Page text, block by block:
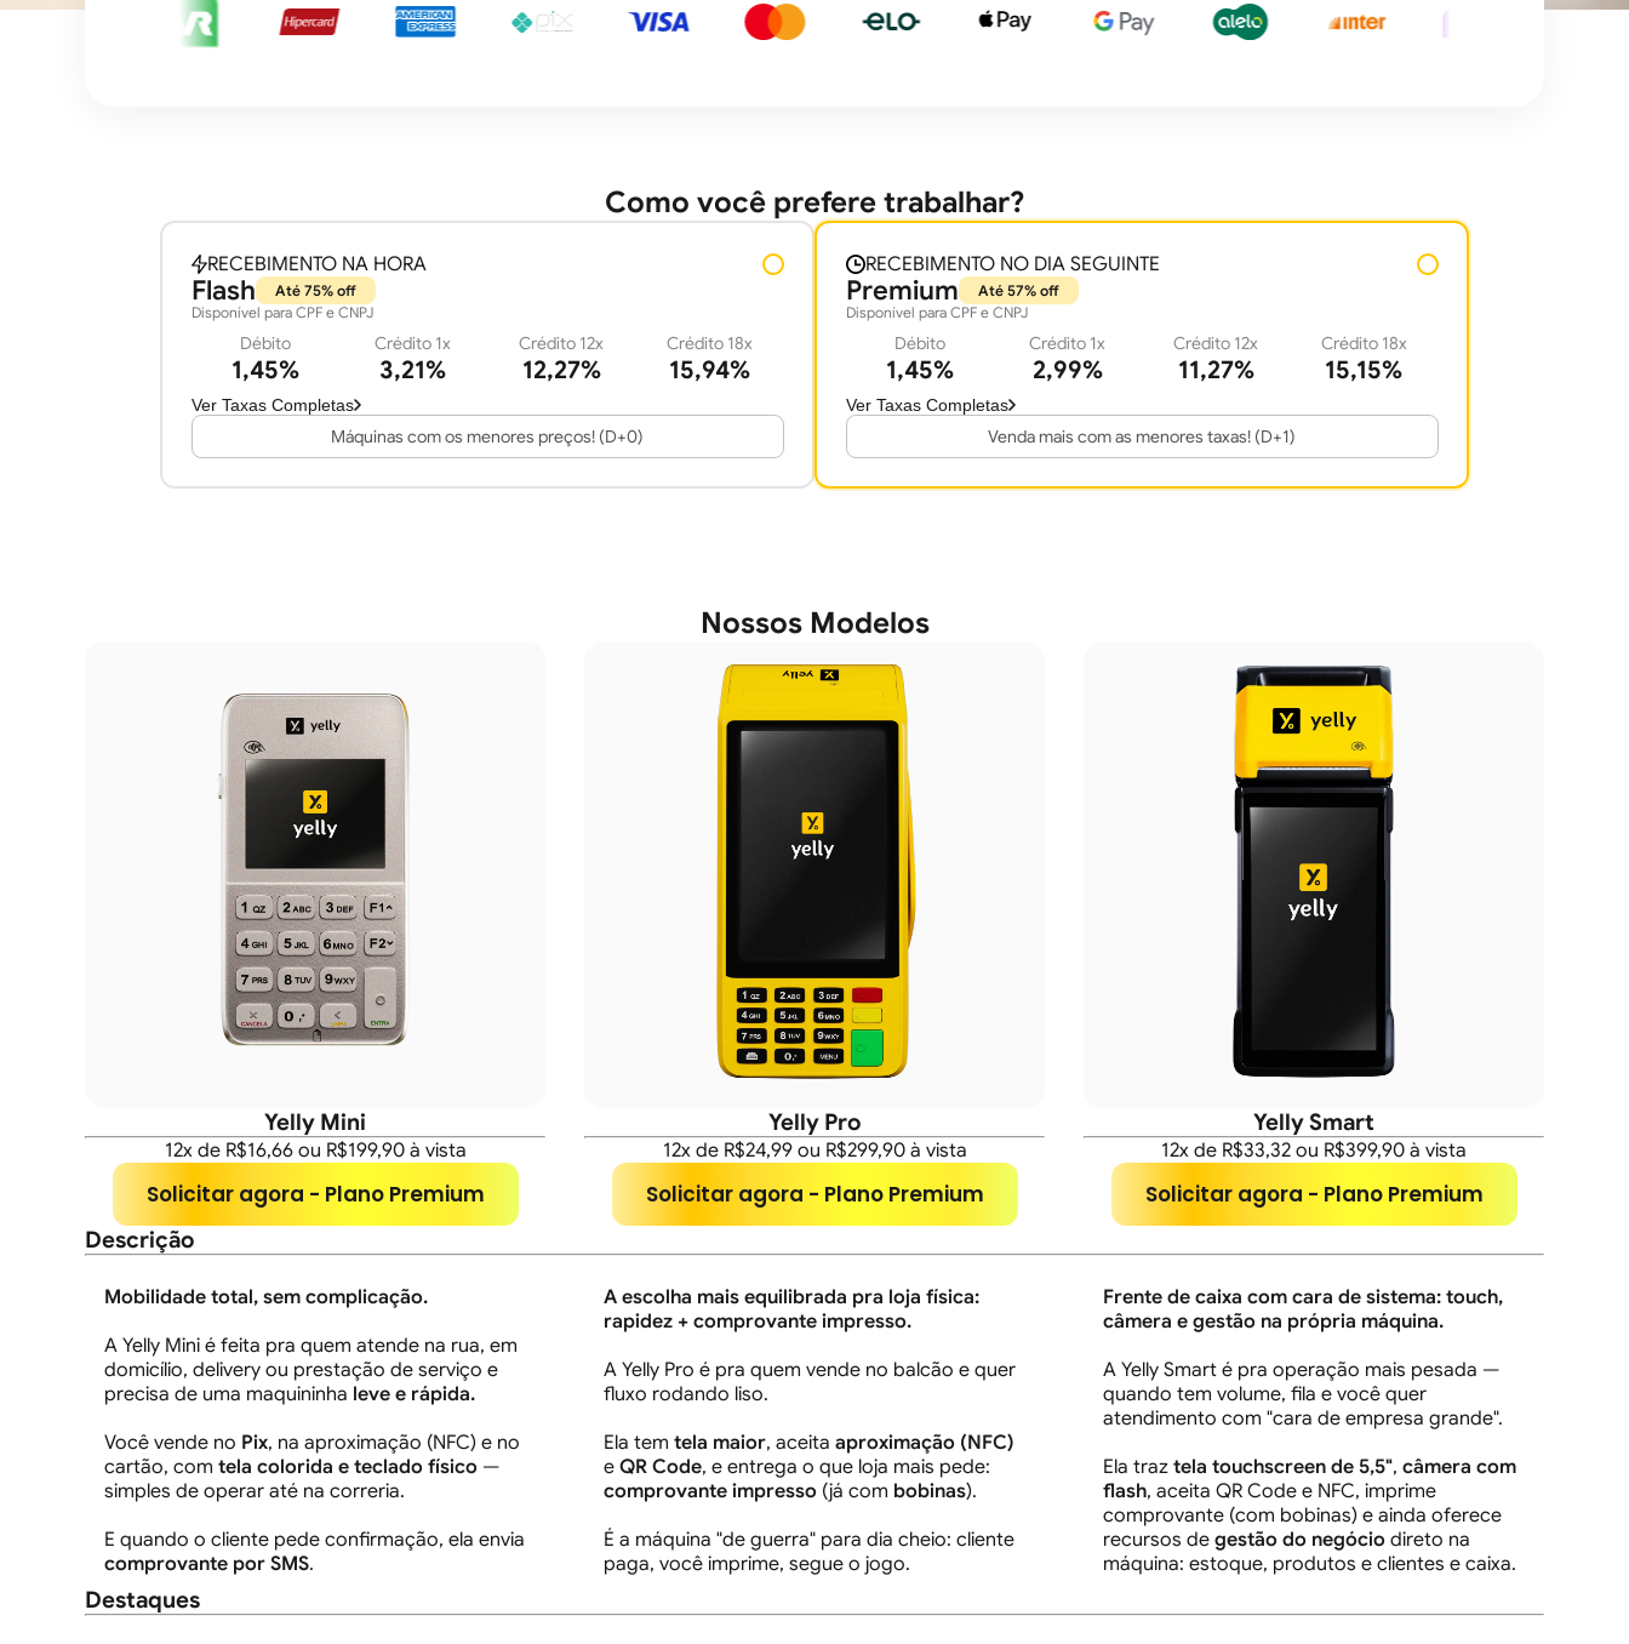
Como você prefere trabalhar?
RECEBIMENTO NA HORA
Flash
Até 75% off
Disponível para CPF e CNPJ
Débito
1,45%
Crédito 1x
3,21%
Crédito 12x
12,27%
Crédito 18x
15,94%
Ver Taxas Completas
Máquinas com os menores preços! (D+0)
RECEBIMENTO NO DIA SEGUINTE
Premium
Até 57% off
Disponível para CPF e CNPJ
Débito
1,45%
Crédito 1x
2,99%
Crédito 12x
11,27%
Crédito 18x
15,15%
Ver Taxas Completas
Venda mais com as menores taxas! (D+1)
Nossos Modelos
Yelly Mini
12x de R$16,66 ou R$199,90 à vista
Solicitar agora - Plano Premium
Yelly Pro
12x de R$24,99 ou R$299,90 à vista
Solicitar agora - Plano Premium
Yelly Smart
12x de R$33,32 ou R$399,90 à vista
Solicitar agora - Plano Premium
Descrição
Mobilidade total, sem complicação.
A Yelly Mini é feita pra quem atende na rua, em
domicílio, delivery ou prestação de serviço e
precisa de uma maquininha leve e rápida.
Você vende no Pix, na aproximação (NFC) e no
cartão, com tela colorida e teclado físico —
simples de operar até na correria.
E quando o cliente pede confirmação, ela envia
comprovante por SMS.
A escolha mais equilibrada pra loja física:
rapidez + comprovante impresso.
A Yelly Pro é pra quem vende no balcão e quer
fluxo rodando liso.
Ela tem tela maior, aceita aproximação (NFC)
e QR Code, e entrega o que loja mais pede:
comprovante impresso (já com bobinas).
É a máquina "de guerra" para dia cheio: cliente
paga, você imprime, segue o jogo.
Frente de caixa com cara de sistema: touch,
câmera e gestão na própria máquina.
A Yelly Smart é pra operação mais pesada —
quando tem volume, fila e você quer
atendimento com "cara de empresa grande".
Ela traz tela touchscreen de 5,5", câmera com
flash, aceita QR Code e NFC, imprime
comprovante (com bobinas) e ainda oferece
recursos de gestão do negócio direto na
máquina: estoque, produtos e clientes e caixa.
Destaques